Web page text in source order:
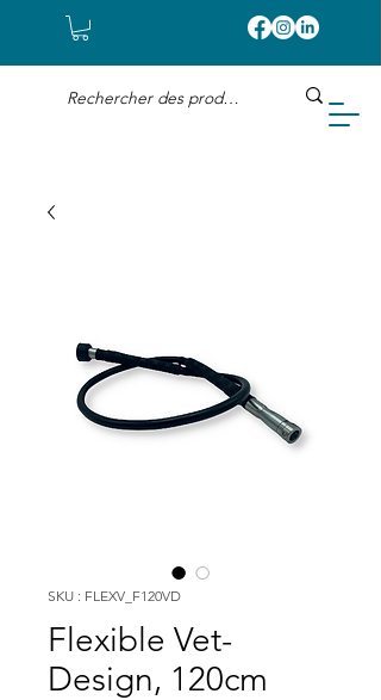
SKU : FLEXV_F120VD
Flexible Vet-
Design, 120cm